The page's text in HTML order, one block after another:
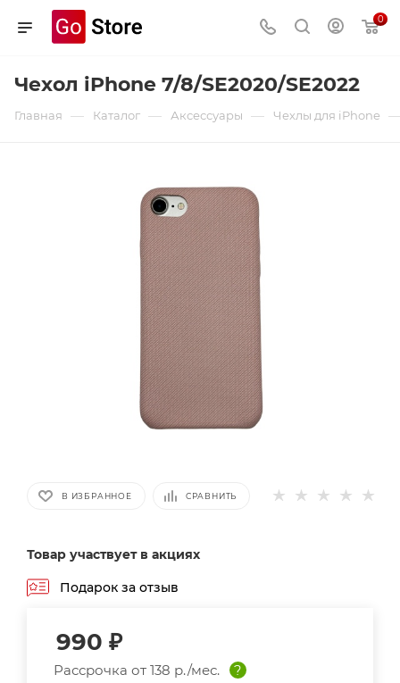
0
Чехол iPhone 7/8/SE2020/SE2022
Главная — Каталог — Аксессуары — Чехлы для iPhone
В ИЗБРАННОЕ СРАВНИТЬ
Товар участвует в акциях
Подарок за отзыв
990 ₽
Рассрочка от 138 р./мес.
?